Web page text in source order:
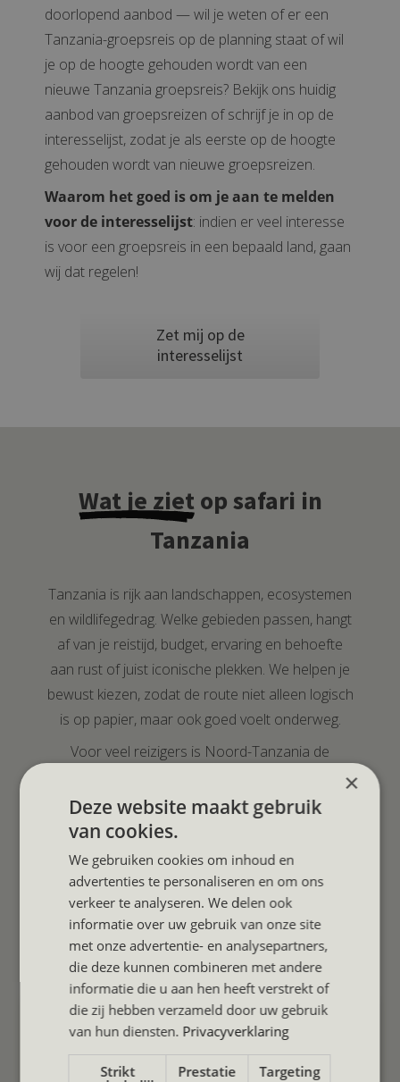
doorlopend aanbod — wil je weten of er een
Tanzania-groepsreis op de planning staat of wil
je op de hoogte gehouden wordt van een
nieuwe Tanzania groepsreis? Bekijk ons huidig
aanbod van groepsreizen of schrijf je in op de
interesselijst, zodat je als eerste op de hoogte
gehouden wordt van nieuwe groepsreizen.
Waarom het goed is om je aan te melden
voor de interesselijst: indien er veel interesse
is voor een groepsreis in een bepaald land, gaan
wij dat regelen!
Zet mij op de
interesselijst
Wat je ziet op safari in
Tanzania
Tanzania is rijk aan landschappen, ecosystemen
en wildlifegedrag. Welke gebieden passen, hangt
af van je reistijd, budget, ervaring en behoefte
aan rust of juist iconische plekken. We helpen je
bewust kiezen, zodat de route niet alleen logisch
is op papier, maar ook goed voelt onderweg.
Voor veel reizigers is Noord-Tanzania de
Tanzania safari kan óók prachtig zijn als eerste
safari, zeker wanneer je meer rust, afgelegenheid
en wildernisgevoel zoekt. Wij, Kim & Tessa van
Safari Compass, bezochten al deze parken zelf
en nemen die ervaring mee in het advies.
×
Deze website maakt gebruik
van cookies.
We gebruiken cookies om inhoud en
advertenties te personaliseren en om ons
verkeer te analyseren. We delen ook
informatie over uw gebruik van onze site
met onze advertentie- en analysepartners,
die deze kunnen combineren met andere
informatie die u aan hen heeft verstrekt of
die zij hebben verzameld door uw gebruik
van hun diensten. Privacyverklaring
Strikt
Prestatie Targeting